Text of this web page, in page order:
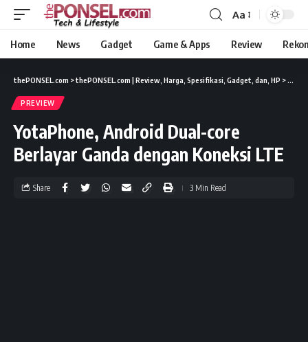
Aa
Home News Gadget Game & Apps Review
thePONSEL.com >thePONSEL.com | Review, Harga, Spesifikasi, Gadget, dan, HP >
PREVIEW
YotaPhone, Android Dual-core
Berlayar Ganda dengan Koneksi LTE
Share 3 Min Read